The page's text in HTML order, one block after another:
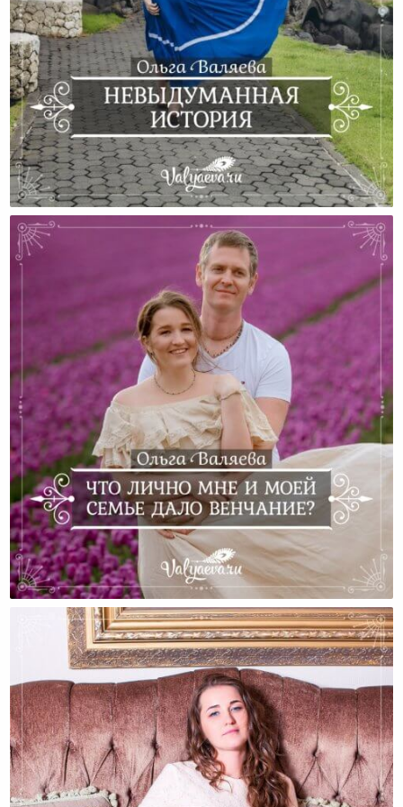
Невыдуманная История
Что Лично Мне И Моей Семье Дало Венчание?